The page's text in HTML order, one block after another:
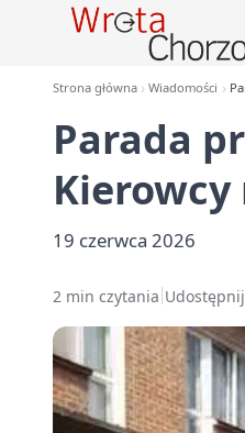
Strona główna Wiadomości
Parada
Kierowcy
19 czerwca 2026
2 min czytania Udostępnij